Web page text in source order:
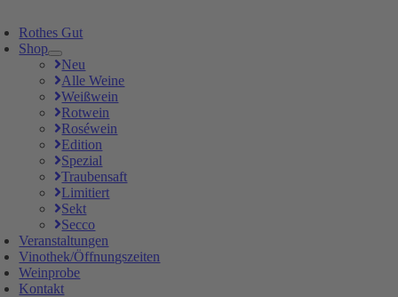
Rothes Gut
Shop
Neu
Alle Weine
Weißwein
Rotwein
Roséwein
Edition
Spezial
Traubensaft
Limitiert
Sekt
Secco
Veranstaltungen
Vinothek/Öffnungszeiten
Weinprobe
Kontakt